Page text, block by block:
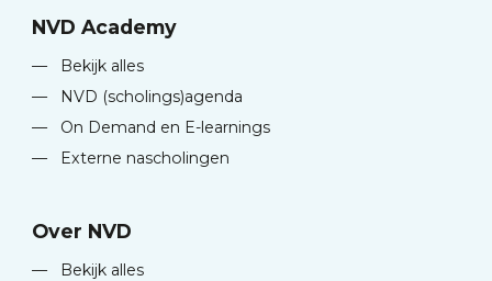
NVD Academy
—
Bekijk alles
—
NVD (scholings)agenda
—
On Demand en E-learnings
—
Externe nascholingen
Over NVD
—
Bekijk alles